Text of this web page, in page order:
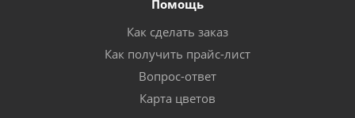
Помощь
Как сделать заказ
Как получить прайс-лист
Вопрос-ответ
Карта цветов